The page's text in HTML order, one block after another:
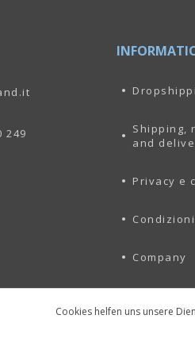
249
Shipping,
and
Privacy e
Company
Cookies helfen uns unsere